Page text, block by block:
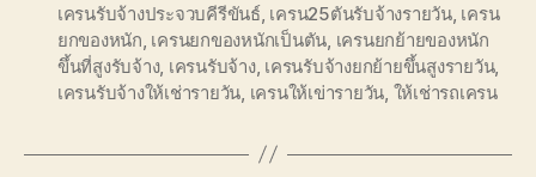
เครนรับจ้างประจวบคีรีขันธ์, เครน25ตันรับจ้างรายวัน, เครน
ยกของหนัก เครนยกของหนักเป็นตัน เครนยกย้ายของหนัก
ขึ้นที่สูงรับจ้าง, เครนรับจ้าง, เครนรับจ้างยกย้ายขึ้นสูงรายวัน,
เครนรับจ้างให้เช่ารายวัน เครนให้เข่ารายวัน ให้เช่ารถเครน